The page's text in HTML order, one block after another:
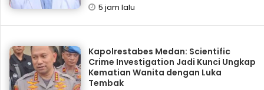
5 jam lalu
Kapolrestabes Medan: Scientific
Crime Investigation Jadi Kunci Ungkap
Kematian Wanita dengan Luka
Tembak